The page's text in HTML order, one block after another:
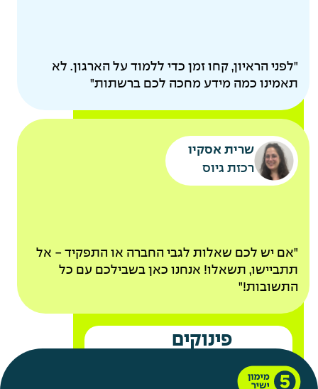
אקסטרא חופש להורים
לאחר ותק של שנה
אירוע משפחות שנתי
פינוקים
"לפני הראיון, קחו זמן כדי ללמוד על הארגון. לא
תאמינו כמה מידע מחכה לכם ברשתות"
שרית אסקיו
רכזת גיוס
"אם יש לכם שאלות לגבי החברה או התפקיד - אל
תתביישו, תשאלו! אנחנו כאן בשבילכם עם כל
התשובות!"